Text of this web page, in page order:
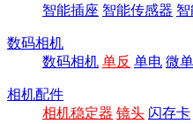
智能插座 智能传感器 智
数码相机
数码相机 单反 单电 微单
相机配件
相机稳定器 镜头 闪存卡